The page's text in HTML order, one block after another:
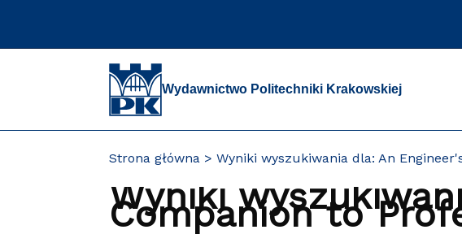
Wydawnictwo Politechniki Krakowskiej
Strona główna Wyniki wyszukiwania dla: An
Wyniki
Companion to